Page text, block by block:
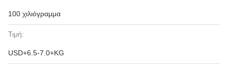
100 χιλιόγραμμα
Τιμή:
USD+6.5-7.0+KG